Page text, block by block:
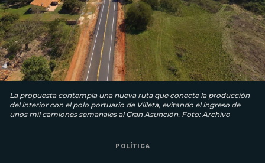
La propuesta contempla una nueva ruta que conecte la producción
del interior con el polo portuario de Villeta, evitando el ingreso de
unos mil camiones semanales al Gran Asunción. Foto: Archivo
POLÍTICA